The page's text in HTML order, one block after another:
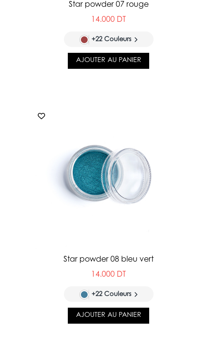
Star powder 07 rouge
14.000 DT
+22 Couleurs
AJOUTER AU PANIER
Star powder 08 bleu vert
14.000 DT
+22 Couleurs
AJOUTER AU PANIER